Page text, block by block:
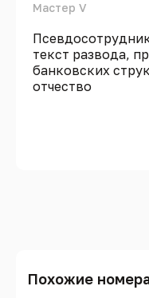
Мастер V
текст развода,
банковских
отчество
Похожие